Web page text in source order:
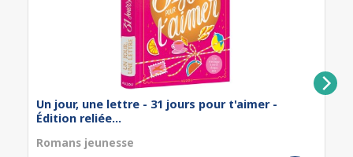
Un jour, une lettre - 31 jours pour t'aimer -
Édition reliée...
Romans jeunesse